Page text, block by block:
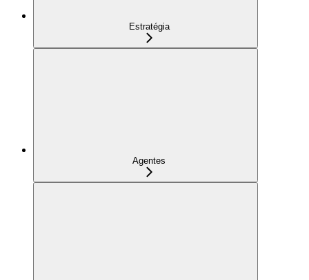
Estratégia
Agentes